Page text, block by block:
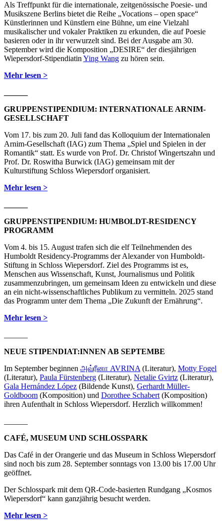
Als Treffpunkt für die internationale, zeitgenössische Poesie- und
Musikszene Berlins bietet die Reihe „Vocations – open space“
Künstlerinnen und Künstlern eine Bühne, um eine Vielzahl
musikalischer und vokaler Praktiken zu erkunden, die auf Poesie
basieren oder in ihr verwurzelt sind. Bei der Ausgabe am 30.
September wird die Komposition „DESIRE“ der diesjährigen
Wiepersdorf-Stipendiatin Ying Wang zu hören sein.
Mehr lesen >
GRUPPENSTIPENDIUM: INTERNATIONALE ARNIM-
GESELLSCHAFT
Vom 17. bis zum 20. Juli fand das Kolloquium der Internationalen
Arnim-Gesellschaft (IAG) zum Thema „Spiel und Spielen in der
Romantik“ statt. Es wurde von Prof. Dr. Christof Wingertszahn und
Prof. Dr. Roswitha Burwick (IAG) gemeinsam mit der
Kulturstiftung Schloss Wiepersdorf organisiert.
Mehr lesen >
GRUPPENSTIPENDIUM: HUMBOLDT-RESIDENCY
PROGRAMM
Vom 4. bis 15. August trafen sich die elf Teilnehmenden des
Humboldt Residency-Programms der Alexander von Humboldt-
Stiftung in Schloss Wiepersdorf. Ziel des Programms ist es,
Menschen aus Wissenschaft, Kunst, Journalismus und Politik
zusammenzubringen, um gemeinsam Ideen zu entwickeln und diese
an ein nicht-wissenschaftliches Publikum zu vermitteln. 2025 stand
das Programm unter dem Thema „Die Zukunft der Ernährung“.
Mehr lesen >
NEUE STIPENDIAT:INNEN AB SEPTEMBE
Im September beginnen அவ்ரீனா AVRINA (Literatur), Motty Fogel
(Literatur), Paula Fürstenberg (Literatur), Netalie Gvirtz (Literatur),
Gala Hernández López (Bildende Kunst), Gerhardt Müller-
Goldboom (Komposition) und Dorothee Schabert (Komposition)
ihren Aufenthalt in Schloss Wiepersdorf. Herzlich willkommen!
CAFÉ, MUSEUM UND SCHLOSSPARK
Das Café in der Orangerie und das Museum in Schloss Wiepersdorf
sind noch bis zum 28. September sonntags von 13.00 bis 17.00 Uhr
geöffnet.
Der Schlosspark mit dem QR-Code-basierten Rundgang „Kosmos
Wiepersdorf“ kann ganzjährig besucht werden.
Mehr lesen >